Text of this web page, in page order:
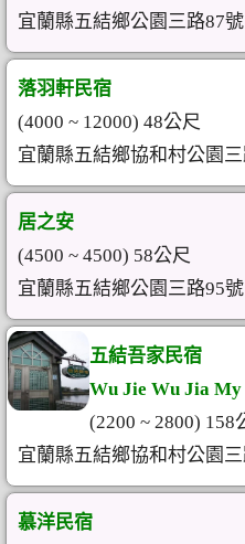
宜蘭縣五結鄉公園三路87號
落羽軒民宿
(4000 ~ 12000) 48公尺
宜蘭縣五結鄉協和村公園
居之安
(4500 ~ 4500) 58公尺
宜蘭縣五結鄉公園三路95號
五結吾家民宿
Wu Jie Wu Jia My
(2200 ~ 2800) 158
宜蘭縣五結鄉協和村公園
慕洋民宿